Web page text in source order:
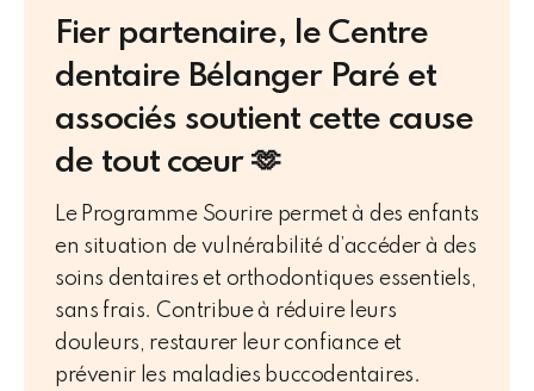
Fier partenaire, le Centre
dentaire Bélanger Paré et
associés soutient cette cause
de tout cœur 🫶
Le Programme Sourire permet à des enfants
en situation de vulnérabilité d’accéder à des
soins dentaires et orthodontiques essentiels,
sans frais. Contribue à réduire leurs
douleurs, restaurer leur confiance et
prévenir les maladies buccodentaires.